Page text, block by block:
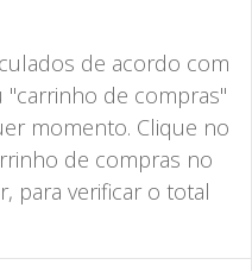
de acordo com
de compras"
momento. Clique no
de compras no
para verificar o total